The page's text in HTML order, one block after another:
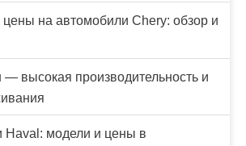
на автомобили Chery: обзор и
— высокая производительность и
Haval: модели и цены в